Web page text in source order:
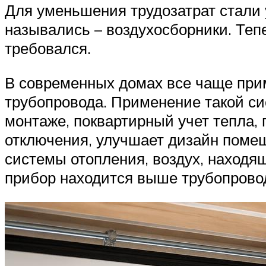
Для уменьшения трудозатрат
назывались – воздухосборники.
требовался.
В современных домах все чаще
трубопровода. Применение такой
монтаже, поквартирный учет тепла,
отключения, улучшает дизайн
системы отопления, воздух,
прибор находится выше